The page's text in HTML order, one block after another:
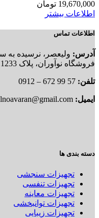
19,670,000 تومان
اطلاعات بیشتر
اطلاعات تماس
آدرس: ولیعصر، نرسیده به
فروشگاه نوآوران، پلاک 1233
تلفن: 57 99 672 – 0912
ایمیل:
دسته بندی ها
تجهیزات سنجشی
تجهیزات تنفسی
تجهیزات معاینه
تجهیزات توانبخشی
تجهیزات زیبایی